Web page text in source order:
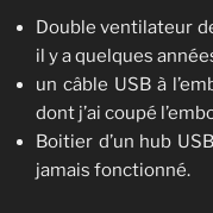
Double ventilateur
il y a quelques
un câble USB à
dont j’ai coupé
Boitier d’un hub
jamais fonctionné.